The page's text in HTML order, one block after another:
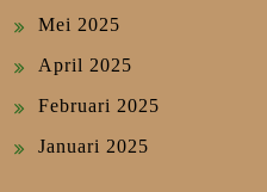
Mei 2025
April 2025
Februari 2025
Januari 2025